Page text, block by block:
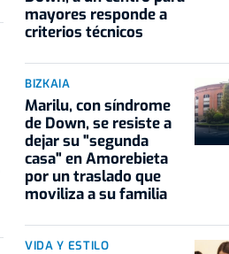
mayores responde a
criterios técnicos
BIZKAIA
Marilu, con síndrome
de Down, se resiste a
dejar su "segunda
casa" en Amorebieta
por un traslado que
moviliza a su familia
VIDA Y ESTILO